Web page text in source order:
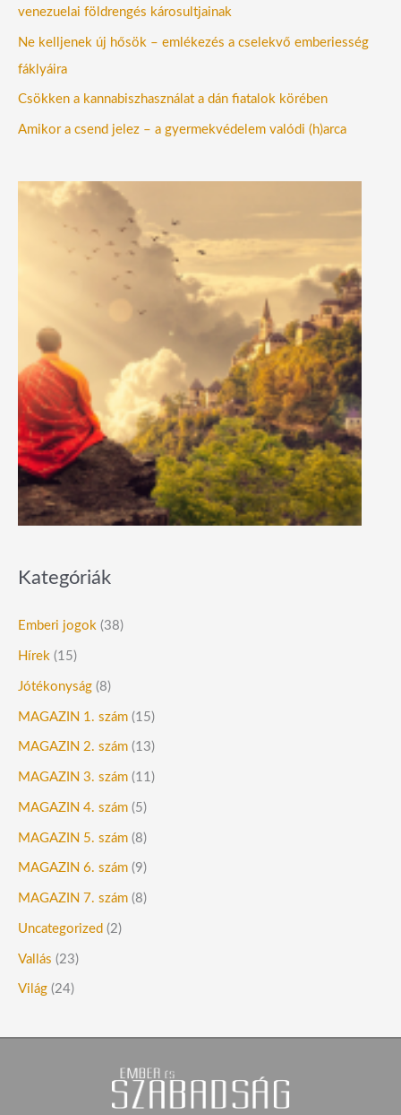
venezuelai földrengés károsultjainak
Ne kelljenek új hősök – emlékezés a cselekvő emberiesség
fáklyáira
Csökken a kannabiszhasználat a dán fiatalok körében
Amikor a csend jelez – a gyermekvédelem valódi (h)arca
Kategóriák
Emberi jogok (38)
Hírek (15)
Jótékonyság (8)
MAGAZIN 1. szám (15)
MAGAZIN 2. szám (13)
MAGAZIN 3. szám (11)
MAGAZIN 4. szám (5)
MAGAZIN 5. szám (8)
MAGAZIN 6. szám (9)
MAGAZIN 7. szám (8)
Uncategorized (2)
Vallás (23)
Világ (24)